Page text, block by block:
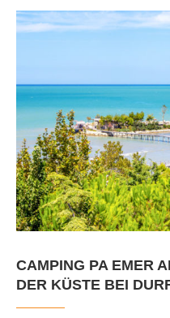
CAMPING PA EMER
DER KÜSTE BEI